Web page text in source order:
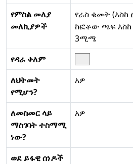
የምስል መለያ
መለኪያዎች
የራስ ቁመት
ከፎቶው ጫፍ
3ሚሜ
የዳራ ቀለም
ለህትመት
የሚሆን?
አዎ
ለመስመር ላይ
ማስገባት ተስማሚ
ነው?
አዎ
ወደ ይፋዊ ሰነዶች